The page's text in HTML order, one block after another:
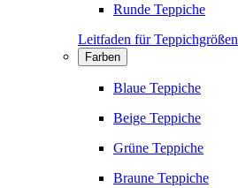
Runde Teppiche
Leitfaden für Teppichgrößen
Farben
Blaue Teppiche
Beige Teppiche
Grüne Teppiche
Braune Teppiche